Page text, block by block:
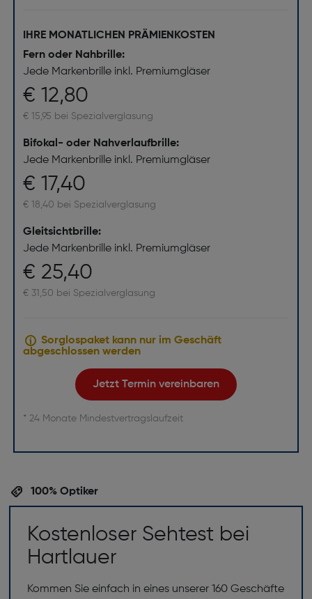
IHRE MONATLICHEN PRÄMIENKOSTEN
Fern oder Nahbrille:
Jede Markenbrille inkl. Premiumgläser
€ 12,80
€ 15,95 bei Spezialverglasung
Bifokal- oder Nahverlaufbrille:
Jede Markenbrille inkl. Premiumgläser
€ 17,40
€ 18,40 bei Spezialverglasung
Gleitsichtbrille:
Jede Markenbrille inkl. Premiumgläser
€ 25,40
€ 31,50 bei Spezialverglasung
Sorglospaket kann nur im Geschäft
abgeschlossen werden
Jetzt Termin vereinbaren
* 24 Monate Mindestvertragslaufzeit
100% Optiker
Kostenloser Sehtest bei
Hartlauer
Kommen Sie einfach in eines unserer 160 Geschäfte